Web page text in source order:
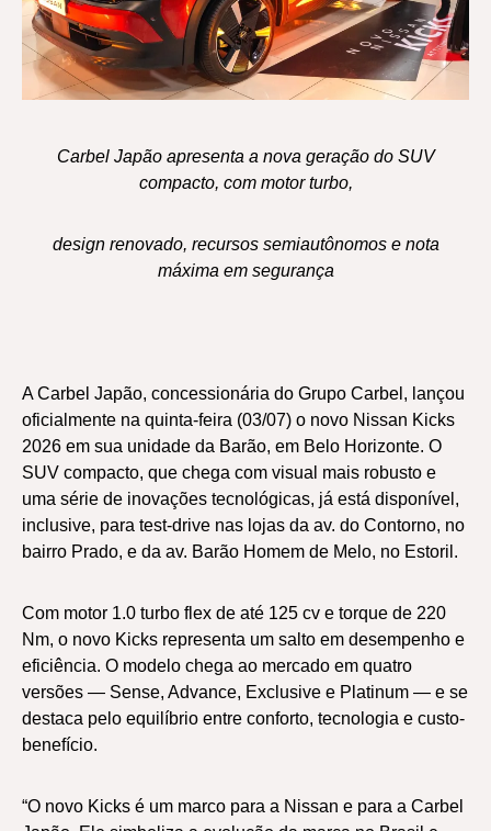
Carbel Japão apresenta a nova geração do SUV
compacto, com motor turbo,
design renovado, recursos semiautônomos e nota
máxima em segurança
A Carbel Japão, concessionária do Grupo Carbel, lançou
oficialmente na quinta-feira (03/07) o novo Nissan Kicks
2026 em sua unidade da Barão, em Belo Horizonte. O
SUV compacto, que chega com visual mais robusto e
uma série de inovações tecnológicas, já está disponível,
inclusive, para test-drive nas lojas da av. do Contorno, no
bairro Prado, e da av. Barão Homem de Melo, no Estoril.
Com motor 1.0 turbo flex de até 125 cv e torque de 220
Nm, o novo Kicks representa um salto em desempenho e
eficiência. O modelo chega ao mercado em quatro
versões — Sense, Advance, Exclusive e Platinum — e se
destaca pelo equilíbrio entre conforto, tecnologia e custo-
benefício.
“O novo Kicks é um marco para a Nissan e para a Carbel